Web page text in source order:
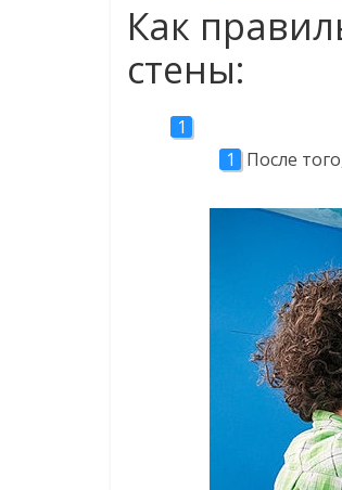
Как
стены:
После